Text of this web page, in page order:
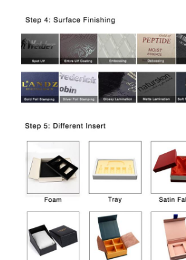
Contrôle de qualité
Contactez-nous
Nouvelles
Impression de boîtes d'emballage
Boîte de empaquetage cosmétique
sacs de papier de cadeau
Boîte-cadeau rigide